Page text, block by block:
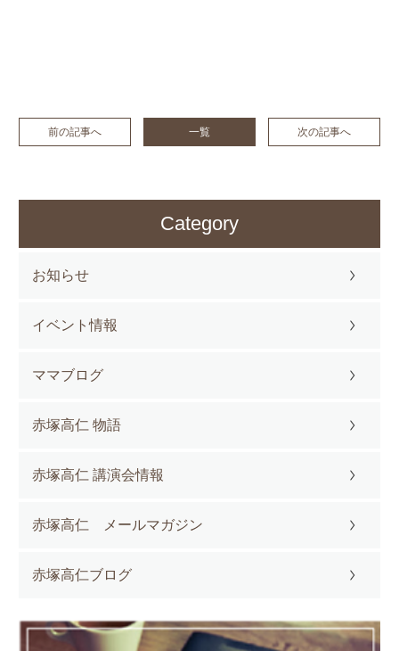
前の記事へ 一覧 次の記事へ
Category
お知らせ
イベント情報
ママブログ
赤塚高仁 物語
赤塚高仁 講演会情報
赤塚高仁 メールマガジン
赤塚高仁ブログ